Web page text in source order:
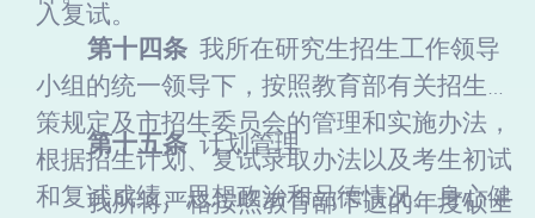
入复试。
第十四条 我所在研究生招生工作领导
小组的统一领导下，按照教育部有关招生政
策规定及市招生委员会的管理和实施办法，
根据招生计划、复试录取办法以及考生初试
和复试成绩、思想政治和品德情况、身心健
第十五条 计划管理
我所将严格按照教育部下达的年度硕士